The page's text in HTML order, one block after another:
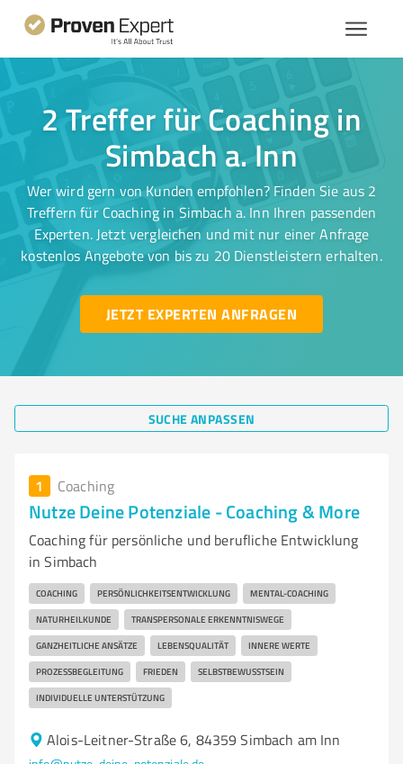
2 Treffer für Coaching in
Simbach a. Inn
Wer wird gern von Kunden empfohlen? Finden Sie aus 2
Treffern für Coaching in Simbach a. Inn Ihren passenden
Experten. Jetzt vergleichen und mit nur einer Anfrage
kostenlos Angebote von bis zu 20 Dienstleistern erhalten.
JETZT EXPERTEN ANFRAGEN
SUCHE ANPASSEN
1 Coaching
Nutze Deine Potenziale - Coaching & More
Coaching für persönliche und berufliche Entwicklung
in Simbach
COACHING PERSÖNLICHKEITSENTWICKLUNG MENTAL-COACHING
NATURHEILKUNDE TRANSPERSONALE ERKENNTNISWEGE
GANZHEITLICHE ANSÄTZE LEBENSQUALITÄT INNERE WERTE
PROZESSBEGLEITUNG FRIEDEN SELBSTBEWUSSTSEIN
INDIVIDUELLE UNTERSTÜTZUNG
Alois-Leitner-Straße 6, 84359 Simbach am Inn